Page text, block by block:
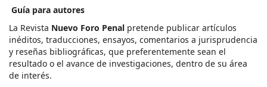
Guía para autores
La Revista Nuevo Foro Penal pretende publicar artículos
inéditos, traducciones, ensayos, comentarios a jurisprudencia
y reseñas bibliográficas, que preferentemente sean el
resultado o el avance de investigaciones, dentro de su área
de interés.